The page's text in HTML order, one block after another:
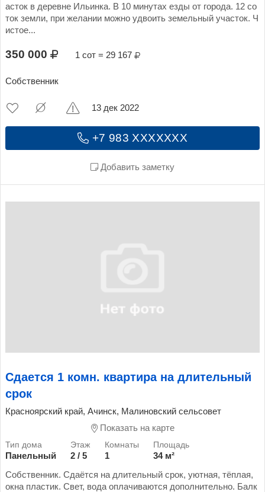
асток в деревне Ильинка. В 10 минутах езды от города. 12 со
ток земли, при желании можно удвоить земельный участок. Ч
истое...
350 000 1 сот = 29 167
Собственник
+7 983 XXXXXXX
Добавить заметку
13 дек 2022
Сдается 1 комн. квартира на длительный
срок
Красноярский край, Ачинск, Малиновский сельсовет
Показать на карте
Панельный 2 / 5 1
34 м²
Собственник. Сдаётся на длительный срок, уютная, тёплая,
окна пластик. Свет, вода оплачиваются дополнительно. Балк